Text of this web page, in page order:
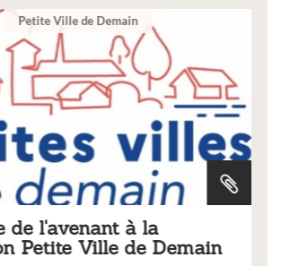
Tarifs 2026 des services
municipaux